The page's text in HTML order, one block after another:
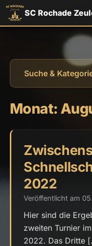
SC Rochade
Suche &
Monat:
2022
Veröffentlicht am
Hier sind die
zweiten Turnier
2022. Das Dritte